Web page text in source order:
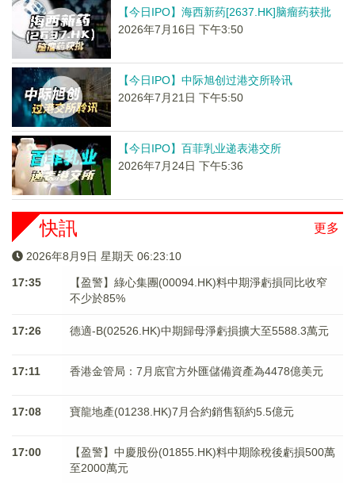
【今日IPO】海西新药[2637.HK]脑瘤药获批
2026年7月16日 下午3:50
【今日IPO】中际旭创过港交所聆讯
2026年7月21日 下午5:50
【今日IPO】百菲乳业递表港交所
2026年7月24日 下午5:36
更多
快訊
2026年8月9日 星期天 06:23:10
17:35
【盈警】綠心集團(00094.HK)料中期淨虧損同比收窄
不少於85%
17:26 德適-B(02526.HK)中期歸母淨虧損擴大至5588.3萬元
17:11 香港金管局：7月底官方外匯儲備資產為4478億美元
17:08 寶龍地產(01238.HK)7月合約銷售額約5.5億元
17:00
【盈警】中慶股份(01855.HK)料中期除稅後虧損500萬
至2000萬元